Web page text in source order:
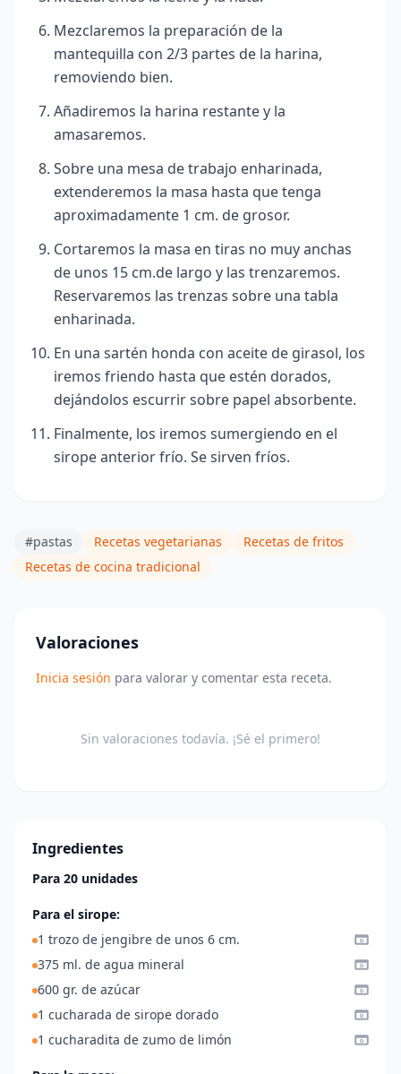
Mezclaremos la preparación de la
mantequilla con 2/3 partes de la harina,
removiendo bien.
Añadiremos la harina restante y la
amasaremos.
Sobre una mesa de trabajo enharinada,
extenderemos la masa hasta que tenga
aproximadamente 1 cm. de grosor.
Cortaremos la masa en tiras no muy anchas
de unos 15 cm.de largo y las trenzaremos.
Reservaremos las trenzas sobre una tabla
enharinada.
En una sartén honda con aceite de girasol, los
iremos friendo hasta que estén dorados,
dejándolos escurrir sobre papel absorbente.
Finalmente, los iremos sumergiendo en el
sirope anterior frío. Se sirven fríos.
#pastas Recetas vegetarianas
Recetas de fritos
Recetas de cocina tradicional
Valoraciones
Inicia sesión para valorar y comentar esta receta.
Sin valoraciones todavía. ¡Sé el primero!
Ingredientes
Para 20 unidades
Para el sirope:
1 trozo de jengibre de unos 6 cm.
375 ml. de agua mineral
600 gr. de azúcar
1 cucharada de sirope dorado
1 cucharadita de zumo de limón